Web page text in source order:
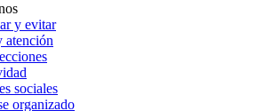
y evitar
atención
sociales
organizado